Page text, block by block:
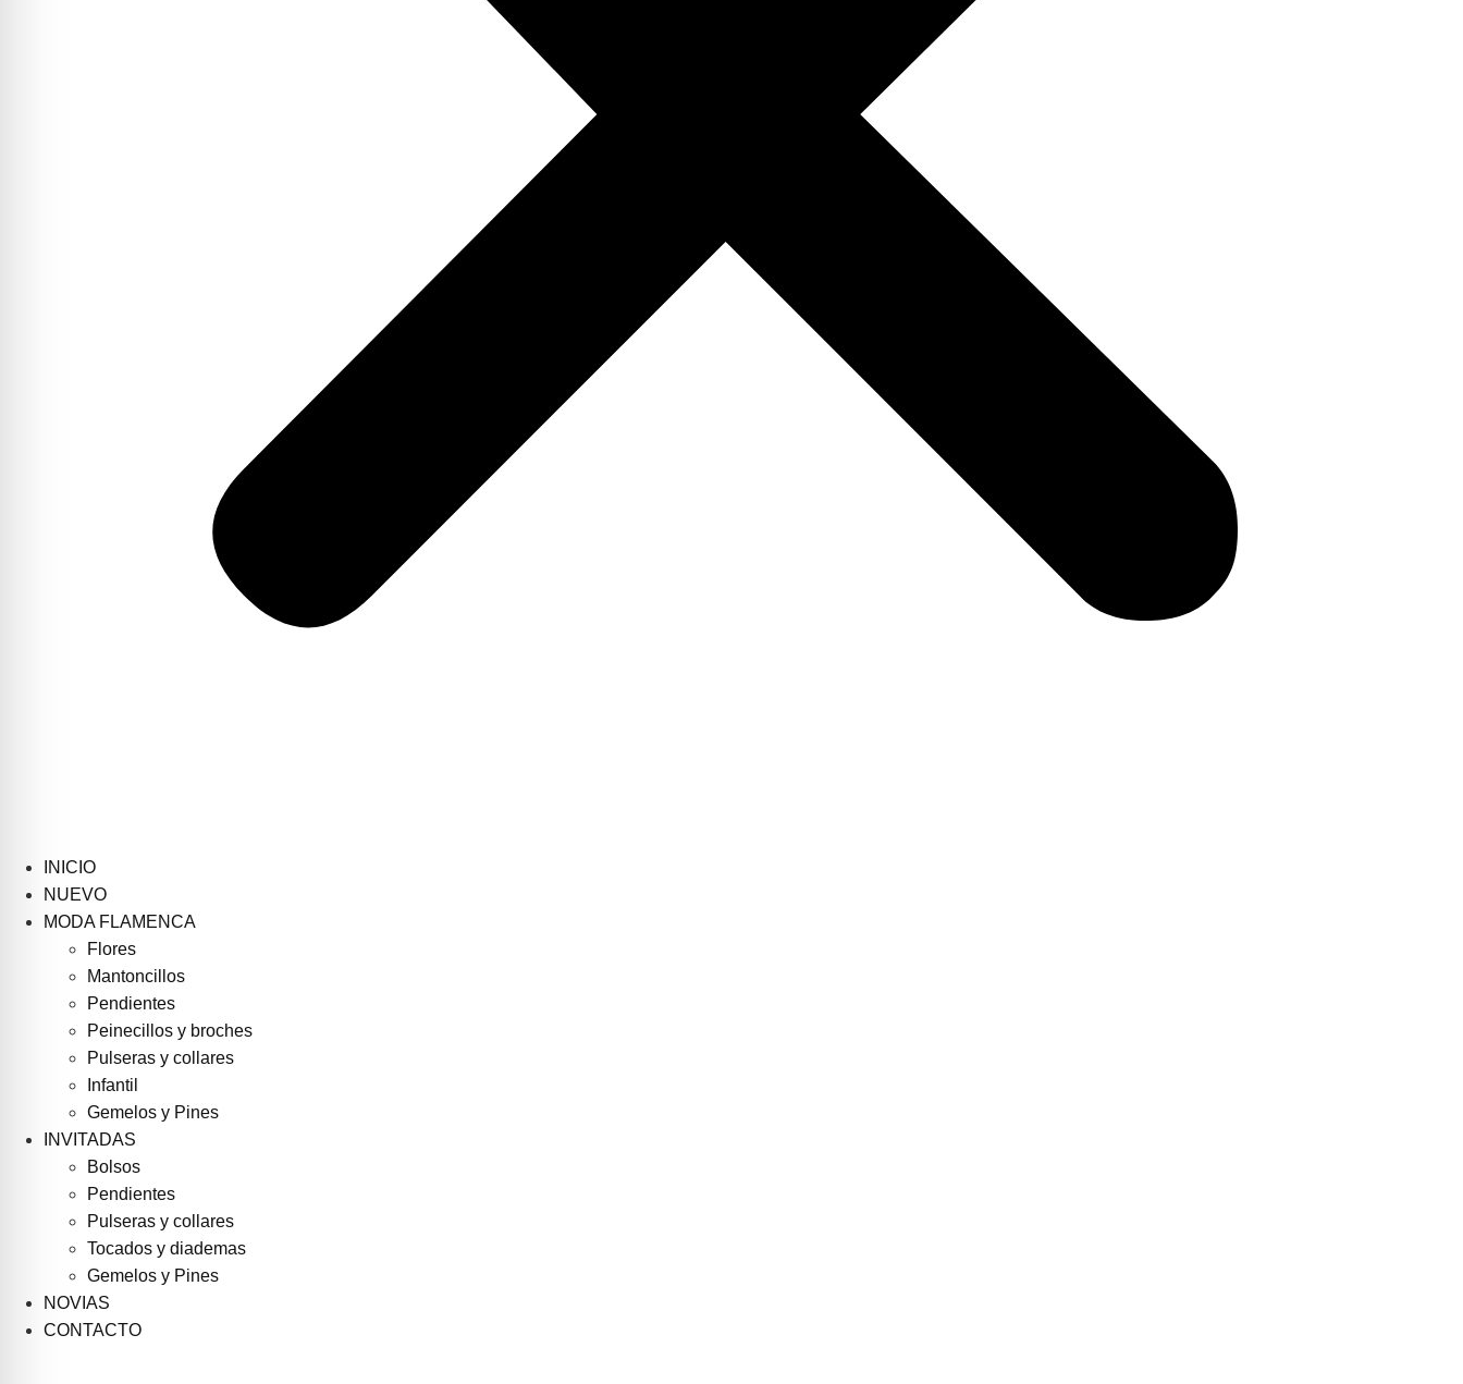
INICIO
NUEVO
MODA FLAMENCA
Flores
Mantoncillos
Pendientes
Peinecillos y broches
Pulseras y collares
Infantil
Gemelos y Pines
INVITADAS
Bolsos
Pendientes
Pulseras y collares
Tocados y diademas
Gemelos y Pines
NOVIAS
CONTACTO